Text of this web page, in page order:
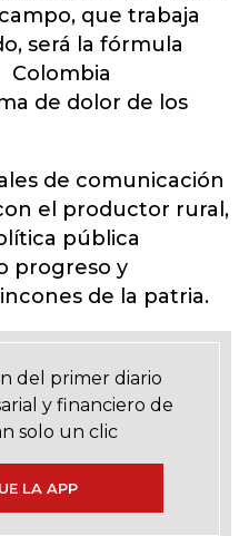
que trabaja
será la fórmula
Colombia
de dolor de los
de comunicación
el productor rural,
pública
progreso y
de la patria.
del primer diario
y financiero de
solo un clic
LA APP